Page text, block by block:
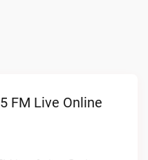
FM Live Online